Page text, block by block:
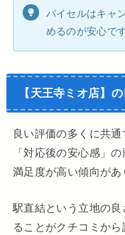
バイセルはキャ
めるのが安心です
【天王寺ミオ店】
良い評価の多くに共
「対応後の安心感」
満足度が高い傾向があ
駅直結という立地の
ることがクチコミから